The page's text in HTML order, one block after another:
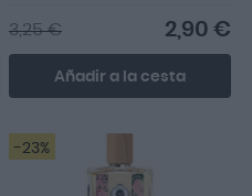
2,90 €
3,25 €
Añadir a la cesta
-23%